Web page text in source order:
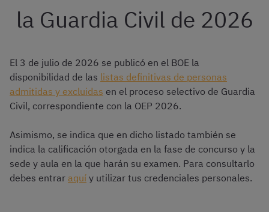
la Guardia Civil de 2026
El 3 de julio de 2026 se publicó en el BOE la
disponibilidad de las listas definitivas de personas
admitidas y excluidas en el proceso selectivo de Guardia
Civil, correspondiente con la OEP 2026.
Asimismo, se indica que en dicho listado también se
indica la calificación otorgada en la fase de concurso y la
sede y aula en la que harán su examen. Para consultarlo
debes entrar aquí y utilizar tus credenciales personales.